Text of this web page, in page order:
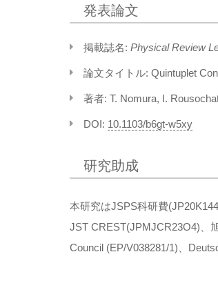
発表論文
掲載誌名: Physical Review
論文タイトル: Quintuplet
著者: T. Nomura, I.
DOI: 10.1103/b6gt-w5xy
研究助成
本研究はJSPS科研費
JST CREST(JPMJCR23O4)、
Council (EP/V038281/1)、